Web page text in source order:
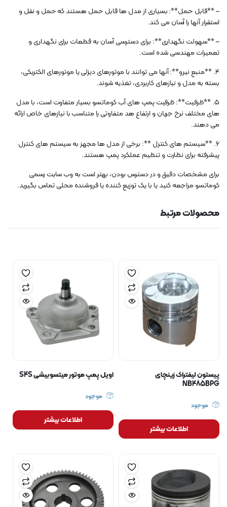
– **قابل حمل**: بسیاری از مدل ها قابل حمل هستند که حمل و نقل و
استقرار آنها را آسان می کند.
– **سهولت نگهداری**: برای دسترسی آسان به قطعات برای نگهداری و
تعمیرات مهندسی شده است.
4. **منبع نیرو**: آنها می توانند با موتورهای دیزلی یا موتورهای الکتریکی،
بسته به مدل و نیازهای کاربردی، تغذیه شوند.
5. **ظرفیت**: ظرفیت پمپ های آب کوماتسو بسیار متفاوت است، با مدل
های مختلف نرخ جریان و ارتفاع هد متفاوتی را متناسب با نیازهای خاص ارائه
می دهند.
6. **سیستم های کنترل **: برخی از مدل ها مجهز به سیستم های کنترل
پیشرفته برای نظارت و تنظیم عملکرد پمپ هستند.
برای مشخصات دقیق و در دسترس بودن، بهتر است به وب سایت رسمی
کوماتسو مراجعه کنید یا با یک توزیع کننده یا فروشنده محلی تماس بگیرید.
محصولات مرتبط
پیستون لیفتراک زینچای
NB485BPG
موجود
اطلاعات بیشتر
اویل پمپ موتور میتسوبیشی S4S
موجود
اطلاعات بیشتر